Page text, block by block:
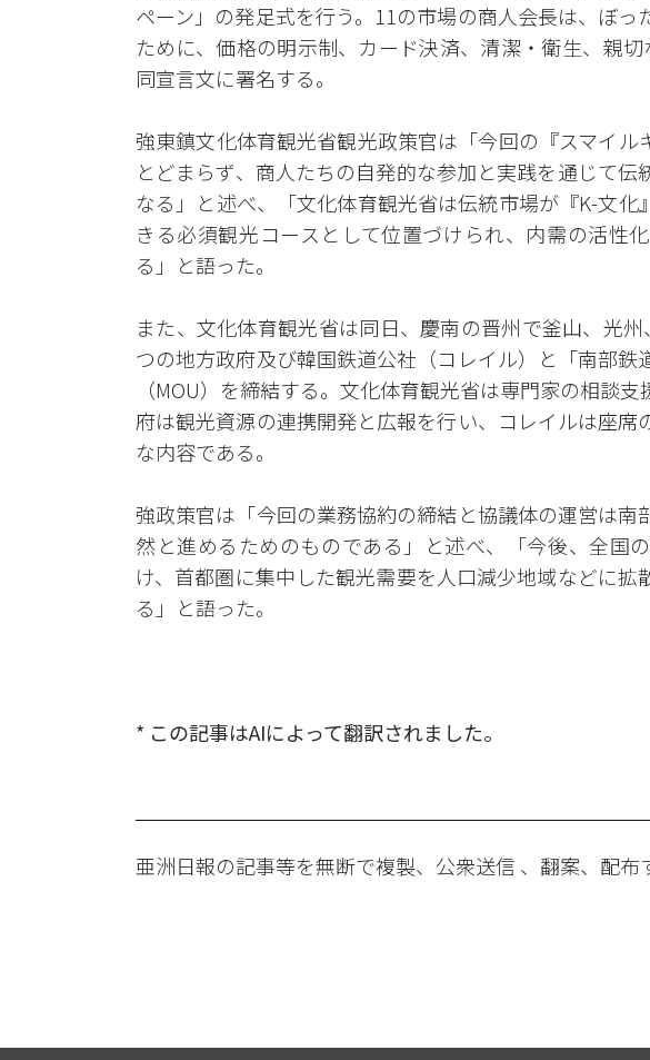
ペーン」の発足式を行う。11の市場の商人会長は、ぼ
ために、価格の明示制、カード決済、清潔・衛生、親
同宣言文に署名する。
強東鎮文化体育観光省観光政策官は「今回の『スマイ
とどまらず、商人たちの自発的な参加と実践を通じて
なる」と述べ、「文化体育観光省は伝統市場が『K-文
きる必須観光コースとして位置づけられ、内需の活性
る」と語った。
また、文化体育観光省は同日、慶南の晋州で釜山、光
つの地方政府及び韓国鉄道公社（コレイル）と「南部
（MOU）を締結する。文化体育観光省は専門家の相談
府は観光資源の連携開発と広報を行い、コレイルは座
な内容である。
強政策官は「今回の業務協約の締結と協議体の運営は
然と進めるためのものである」と述べ、「今後、全国
け、首都圏に集中した観光需要を人口減少地域などに
る」と語った。
* この記事はAIによって翻訳されました。
亜洲日報の記事等を無断で複製、公衆送信 、翻案、配布